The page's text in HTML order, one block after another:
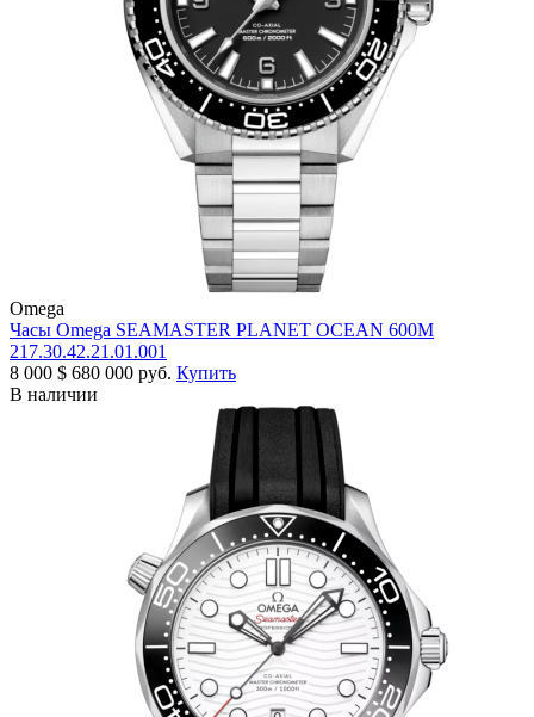
Omega
Часы Omega SEAMASTER PLANET OCEAN 600M
217.30.42.21.01.001
8 000 $ 680 000 руб. Купить
В наличии